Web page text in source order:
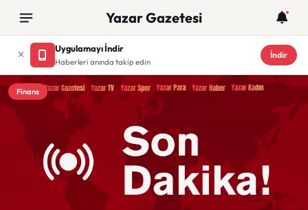
Yazar Gazetesi
Uygulamayı İndir
Haberleri anında takip edin
İndir
Finans